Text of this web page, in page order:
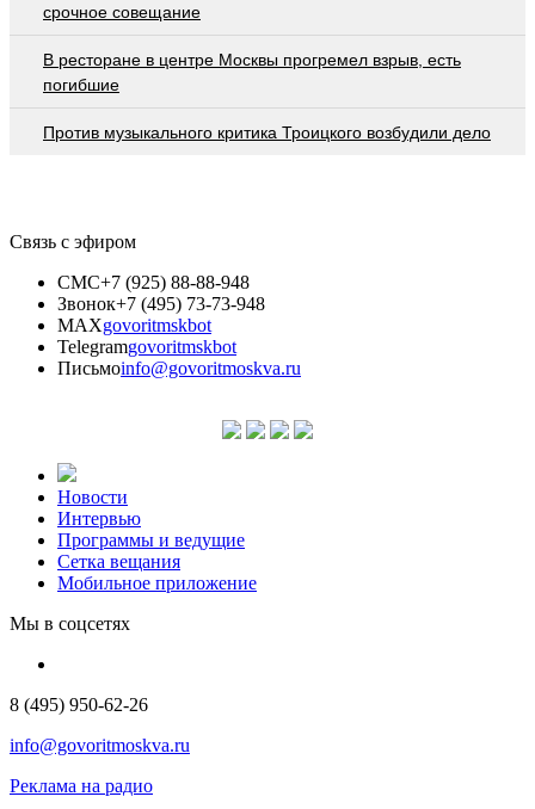
срочное совещание
В ресторане в центре Москвы прогремел взрыв, есть
погибшие
Против музыкального критика Троицкого возбудили дело
Связь с эфиром
СМС+7 (925) 88-88-948
Звонок+7 (495) 73-73-948
MAXgovoritmskbot
Telegramgovoritmskbot
Письмоinfo@govoritmoskva.ru
Новости
Интервью
Программы и ведущие
Сетка вещания
Мобильное приложение
Мы в соцсетях
8 (495) 950-62-26
info@govoritmoskva.ru
Реклама на радио